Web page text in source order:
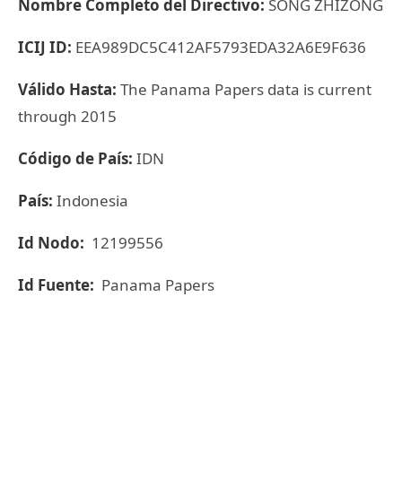
Nombre Completo del Directivo: SONG ZHIZONG
ICIJ ID: EEA989DC5C412AF5793EDA32A6E9F636
Válido Hasta: The Panama Papers data is current
through 2015
Código de País: IDN
País: Indonesia
Id Nodo: 12199556
Id Fuente: Panama Papers